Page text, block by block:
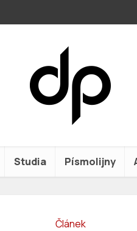
Studia Písmolijny
Článek